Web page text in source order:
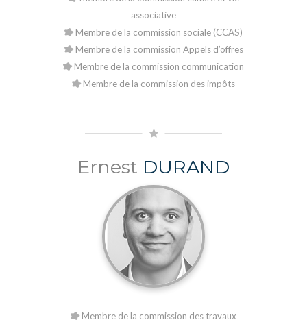
associative
Membre de la commission sociale (CCAS)
Membre de la commission Appels d’offres
Membre de la commission communication
Membre de la commission des impôts
Ernest DURAND
Membre de la commission des travaux